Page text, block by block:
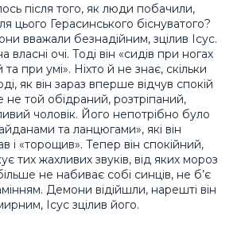
після того, як люди побачили,
цього Герасинського біснуватого?
вважали безнадійним, зцілив Ісус.
очі. Тоді він «сидів при ногах
при умі». Ніхто й не знає, скільки
як він зараз вперше відчув спокій
не той обідраний, розтріпаний,
чоловік. Його непотрібно було
та ланцюгами», які він
і «торощив». Тепер він спокійний,
тих жахливих звуків, від яких мороз
не набиває собі синців, не б’є
Демони відійшли, нарешті він
Ісус зцілив його.